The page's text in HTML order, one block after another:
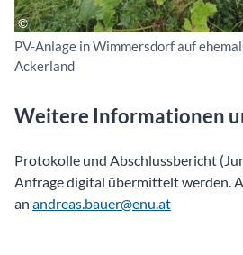
PV-Anlage in Wimmersdorf auf
Ackerland
Weitere Informationen
Protokolle und Abschlussbericht
Anfrage digital übermittelt werden.
an andreas.bauer@enu.at